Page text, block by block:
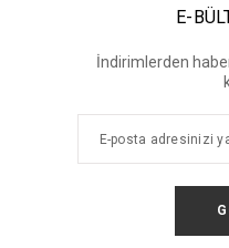
E-
İndirimlerden